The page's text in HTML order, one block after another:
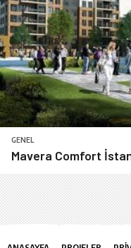
GENEL
Mavera Comfort